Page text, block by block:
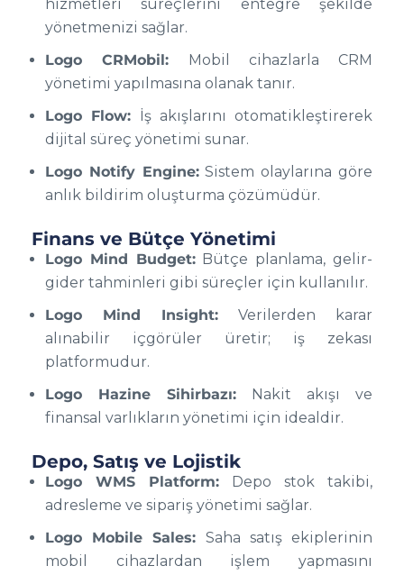
hizmetleri süreçlerini entegre şekilde
yönetmenizi sağlar.
Logo CRMobil: Mobil cihazlarla CRM
yönetimi yapılmasına olanak tanır.
Logo Flow: İş akışlarını otomatikleştirerek
dijital süreç yönetimi sunar.
Logo Notify Engine:Sistem olaylarına göre
anlık bildirim oluşturma çözümüdür.
Finans ve Bütçe Yönetimi
Logo Mind Budget:Bütçe planlama, gelir-
gider tahminleri gibi süreçler için kullanılır.
Logo Mind Insight: Verilerden karar
alınabilir içgörüler üretir; iş zekası
platformudur.
Logo Hazine Sihirbazı: Nakit akışı ve
finansal varlıkların yönetimi için idealdir.
Depo, Satış ve Lojistik
Logo WMS Platform: Depo stok takibi,
adresleme ve sipariş yönetimi sağlar.
Logo Mobile Sales: Saha satış ekiplerinin
mobil cihazlardan işlem yapmasını